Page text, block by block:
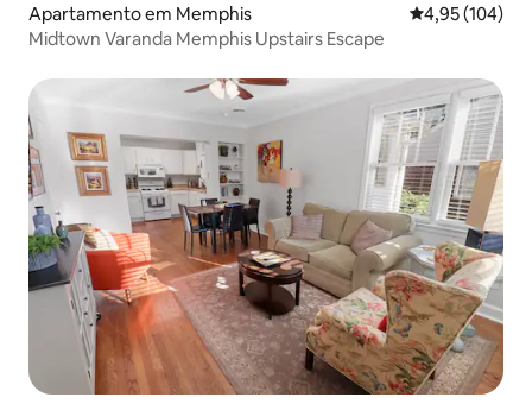
Apartamento em Memphis Classificação
4,95 (104)
Midtown Varanda Memphis Upstairs Escape